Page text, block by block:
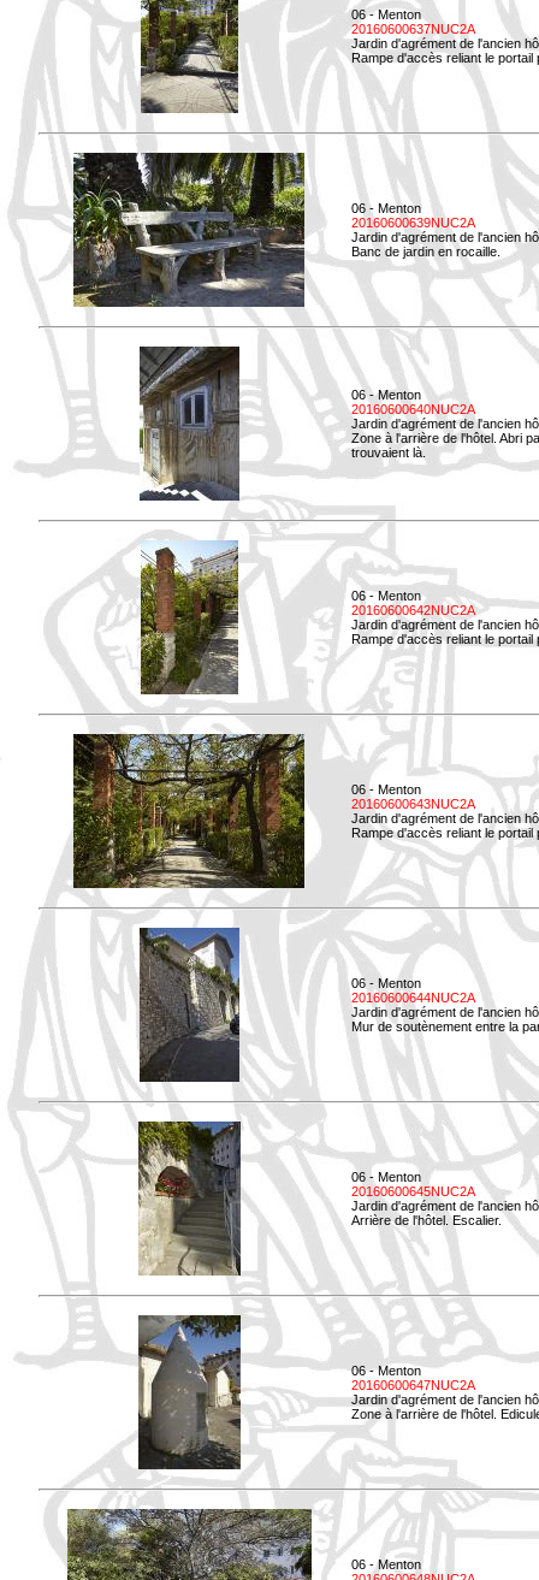
06 - Menton
20160600637NUC2A
Jardin d'agrément de l'ancien
Rampe d'accès reliant le portail
06 - Menton
20160600639NUC2A
Jardin d'agrément de l'ancien
Banc de jardin en rocaille.
06 - Menton
20160600640NUC2A
Jardin d'agrément de l'ancien
Zone à l'arrière de l'hôtel. Abri
trouvaient là.
06 - Menton
20160600642NUC2A
Jardin d'agrément de l'ancien
Rampe d'accès reliant le portail
06 - Menton
20160600643NUC2A
Jardin d'agrément de l'ancien
Rampe d'accès reliant le
06 - Menton
20160600644NUC2A
Jardin d'agrément de l'ancien
Mur de soutènement entre la
06 - Menton
20160600645NUC2A
Jardin d'agrément de l'ancien
Arrière de l'hôtel. Escalier.
06 - Menton
20160600647NUC2A
Jardin d'agrément de l'ancien
Zone à l'arrière de l'hôtel.
06 - Menton